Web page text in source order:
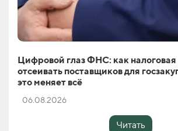
Цифровой глаз ФНС: как налоговая
отсеивать поставщиков для
это меняет всё
06.08.2026
Читать